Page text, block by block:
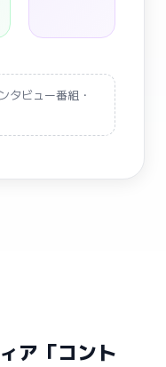
タビュー番組・
ア「コント